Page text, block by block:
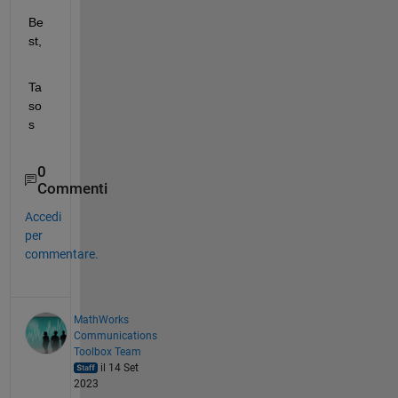
Be
st,
Ta
so
s
0
Commenti
Accedi
per
commentare.
MathWorks
Communications
Toolbox Team
il 14 Set
2023